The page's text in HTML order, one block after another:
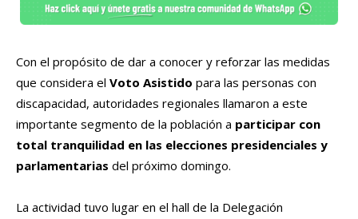
Con el propósito de dar a conocer y reforzar las medidas
que considera el Voto Asistido para las personas con
discapacidad, autoridades regionales llamaron a este
importante segmento de la población a participar con
total tranquilidad en las elecciones presidenciales y
parlamentarias del próximo domingo.
La actividad tuvo lugar en el hall de la Delegación